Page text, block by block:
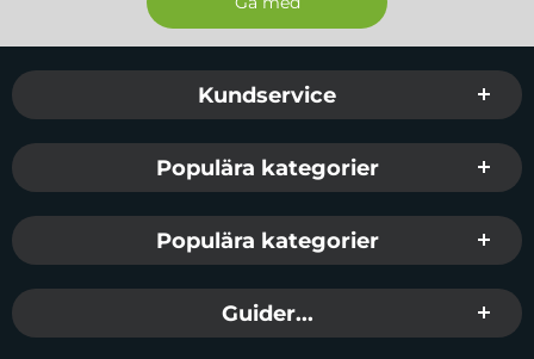
Sidfot Blandad info och länkar
Kundservice
Populära kategorier
Populära kategorier
Guider...